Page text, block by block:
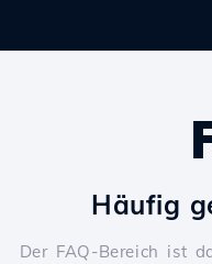
Häufig
Der FAQ-Bereich ist